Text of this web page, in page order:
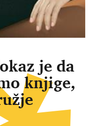
je da
knjige,